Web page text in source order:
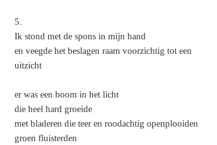
5.
Ik stond met de spons in mijn hand
en veegde het beslagen raam voorzichtig tot een
uitzicht
er was een boom in het licht
die heel hard groeide
met bladeren die teer en roodachtig openplooiden
groen fluisterden